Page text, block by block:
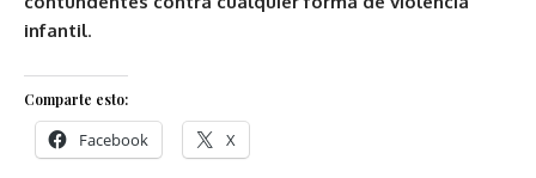
infantil.
Comparte esto:
Facebook X